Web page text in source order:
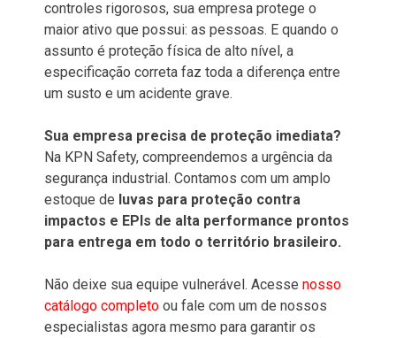
controles rigorosos, sua empresa protege o
maior ativo que possui: as pessoas. E quando o
assunto é proteção física de alto nível, a
especificação correta faz toda a diferença entre
um susto e um acidente grave.
Sua empresa precisa de proteção imediata?
Na KPN Safety, compreendemos a urgência da
segurança industrial. Contamos com um amplo
estoque de luvas para proteção contra
impactos e EPIs de alta performance prontos
para entrega em todo o território brasileiro.
Não deixe sua equipe vulnerável. Acesse nosso
catálogo completo ou fale com um de nossos
especialistas agora mesmo para garantir os